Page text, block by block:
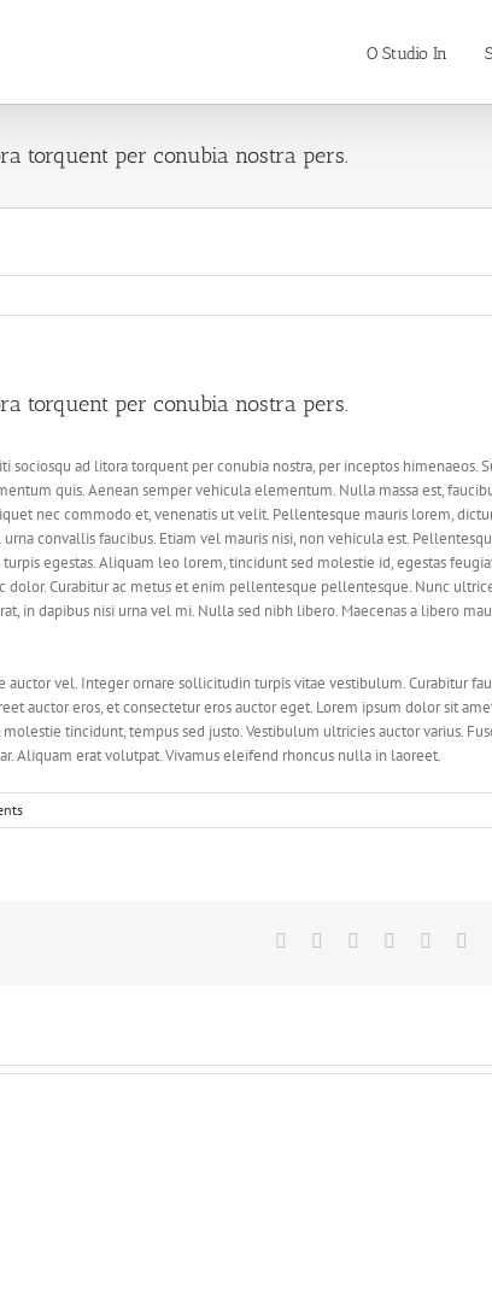
O Studio In
torquent per conubia nostra pers.
torquent per conubia nostra pers.
sociosqu ad litora torquent per conubia nostra, per inceptos himenaeos.
quis. Aenean semper vehicula elementum. Nulla massa est,
nec commodo et, venenatis ut velit. Pellentesque mauris lorem,
convallis faucibus. Etiam vel mauris nisi, non vehicula est.
egestas. Aliquam leo lorem, tincidunt sed molestie id, egestas
Curabitur ac metus et enim pellentesque pellentesque. Nunc
in dapibus nisi urna vel mi. Nulla sed nibh libero. Maecenas a libero
vel. Integer ornare sollicitudin turpis vitae vestibulum. Curabitur
auctor eros, et consectetur eros auctor eget. Lorem ipsum dolor sit
tincidunt, tempus sed justo. Vestibulum ultricies auctor varius.
Aliquam erat volutpat. Vivamus eleifend rhoncus nulla in laoreet.
Facebook
TwitterLinkedIn
Reddit